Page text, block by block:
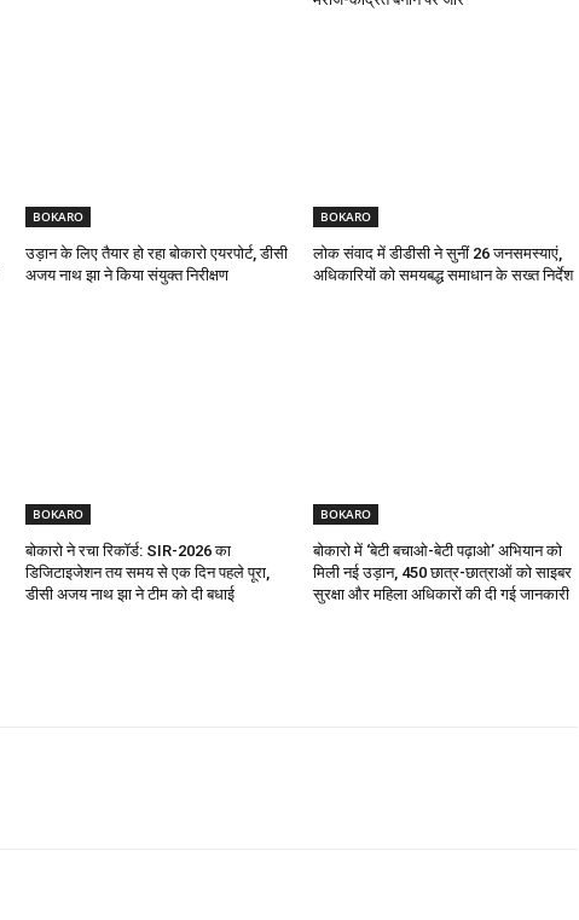
BOKARO
उड़ान के लिए तैयार हो रहा बोकारो एयरपोर्ट, डीसी
अजय नाथ झा ने किया संयुक्त निरीक्षण
BOKARO
लोक संवाद में डीडीसी ने सुनीं 26 जनसमस्याएं,
अधिकारियों को समयबद्ध समाधान के सख्त निर्देश
BOKARO
बोकारो ने रचा रिकॉर्ड: SIR-2026 का
डिजिटाइजेशन तय समय से एक दिन पहले पूरा,
डीसी अजय नाथ झा ने टीम को दी बधाई
BOKARO
बोकारो में ‘बेटी बचाओ-बेटी पढ़ाओ’ अभियान को
मिली नई उड़ान, 450 छात्र-छात्राओं को साइबर
सुरक्षा और महिला अधिकारों की दी गई जानकारी